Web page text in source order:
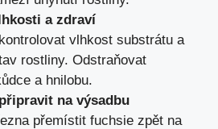
a zdraví
vlhkost substrátu a
rostliny. Odstraňovat
a hnilobu.
na výsadbu
přemístit fuchsie zpět na